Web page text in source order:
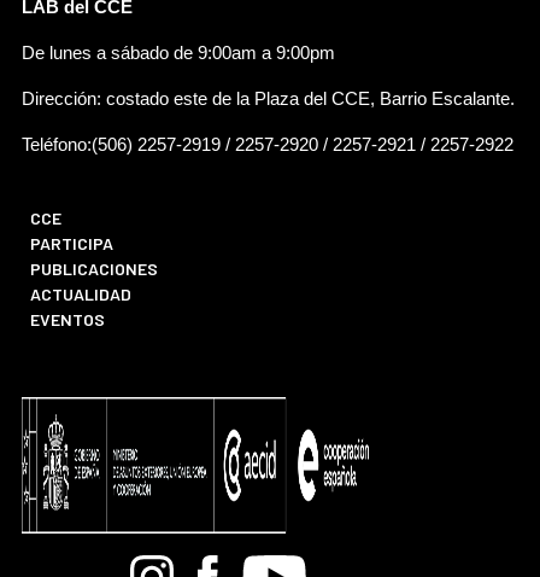
LAB del CCE
De lunes a sábado de 9:00am a 9:00pm
Dirección: costado este de la Plaza del CCE, Barrio Escalante.
Teléfono:(506) 2257-2919 / 2257-2920 / 2257-2921 / 2257-2922
CCE
PARTICIPA
PUBLICACIONES
ACTUALIDAD
EVENTOS
BandcampInstagramFacebook
Youtube